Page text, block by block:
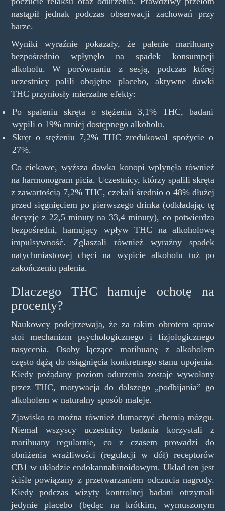
nastąpił jednak podczas obserwacji zachowań przy
barze.
Wyniki wyraźnie pokazały, że palenie marihuany
bezpośrednio wpłynęło na spadek konsumpcji
alkoholu. W porównaniu z sesją, podczas której
uczestnicy palili obojętne placebo, aktywne dawki
THC przyniosły mierzalne efekty:
Po spaleniu skręta o stężeniu 3,1% THC, badani
wypili o 19% mniej dostępnego alkoholu.
Skręt o stężeniu 7,2% THC zredukował spożycie o
27%.
Co ciekawe, wyższa dawka konopi wpłynęła również
na harmonogram picia. Uczestnicy, którzy spalili skręta
z zawartością 7,2% THC, czekali średnio o 48% dłużej
przed sięgnięciem po pierwszego drinka (odkładając tę
decyzję z 22,5 minuty na 33,4 minuty), co potwierdza
bezpośredni, hamujący wpływ THC na alkoholową
impulsywność. Zgłaszali również wyraźny spadek
natychmiastowej chęci na wypicie alkoholu tuż po
zakończeniu palenia.
Dlaczego THC hamuje ochotę na
procenty?
Naukowcy podejrzewają, że za takim obrotem spraw
stoi mechanizm psychologicznego i fizjologicznego
nasycenia. Osoby łączące marihuanę z alkoholem
często dążą do osiągnięcia konkretnego stanu upojenia.
Kiedy pożądany poziom odurzenia zostaje wywołany
przez THC, motywacja do dalszego „podbijania” go
alkoholem w naturalny sposób maleje.
Zjawisko to można również tłumaczyć chemią mózgu.
Niemal wszyscy uczestnicy badania korzystali z
marihuany regularnie, co z czasem prowadzi do
obniżenia wrażliwości (regulacji w dół) receptorów
CB1 w układzie endokannabinoidowym. Układ ten jest
ściśle powiązany z przetwarzaniem odczucia nagrody.
Kiedy podczas wizyty kontrolnej badani otrzymali
jedynie placebo (będąc na krótkim, wymuszonym